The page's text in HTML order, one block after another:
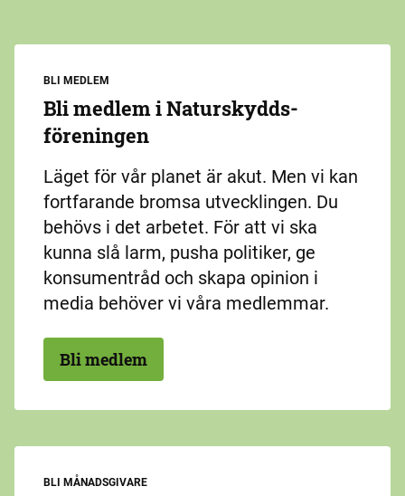
BLI MEDLEM
Bli medlem i Naturskydds­
föreningen
Läget för vår planet är akut. Men vi kan
fortfarande bromsa utvecklingen. Du
behövs i det arbetet. För att vi ska
kunna slå larm, pusha politiker, ge
konsumentråd och skapa opinion i
media behöver vi våra medlemmar.
Bli medlem
BLI MÅNADSGIVARE